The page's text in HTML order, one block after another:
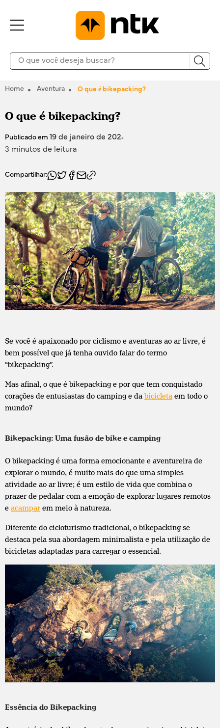
Home Aventura O que é bikepacking?
O que é bikepacking?
Publicado em
19 de janeiro de 2024
3 minutos de leitura
Compartilhar:
Se você é apaixonado por ciclismo e aventuras ao ar livre, é
bem possível que já tenha ouvido falar do termo
“bikepacking”.
Mas afinal, o que é bikepacking e por que tem conquistado
corações de entusiastas do camping e da bicicleta em todo o
mundo?
Bikepacking: Uma fusão de bike e camping
O bikepacking é uma forma emocionante e aventureira de
explorar o mundo, é muito mais do que uma simples
atividade ao ar livre; é um estilo de vida que combina o
prazer de pedalar com a emoção de explorar lugares remotos
e acamparem meio à natureza.
Diferente do cicloturismo tradicional, o bikepacking se
destaca pela sua abordagem minimalista e pela utilização de
bicicletas adaptadas para carregar o essencial.
Essência do Bikepacking